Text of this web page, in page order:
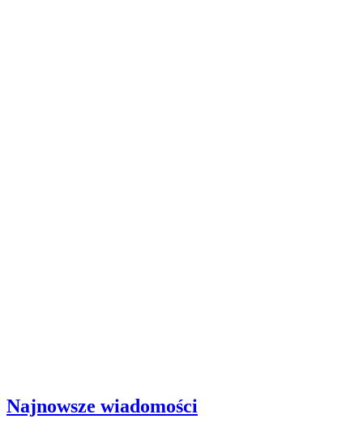
Najnowsze wiadomości